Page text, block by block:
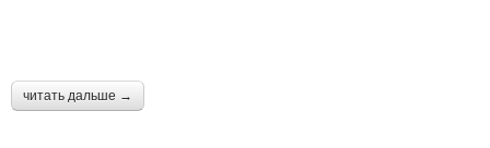
читать дальше →